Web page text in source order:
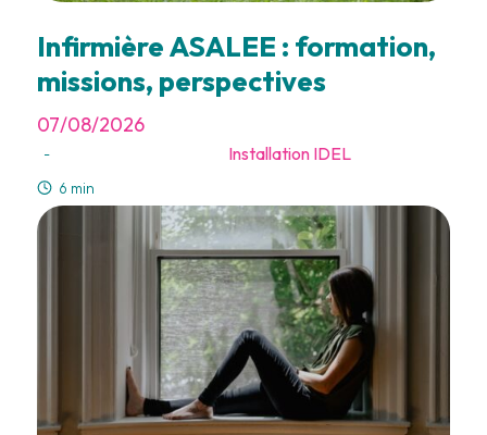
Infirmière ASALEE : formation,
missions, perspectives
07/08/2026
- Installation IDEL
6 min